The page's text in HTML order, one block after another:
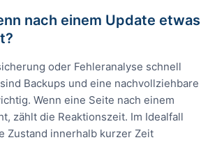
nach einem Update etwas
oder Fehleranalyse schnell
Backups und eine nachvollziehbare
Wenn eine Seite nach einem
zählt die Reaktionszeit. Im Idealfall
Zustand innerhalb kurzer Zeit